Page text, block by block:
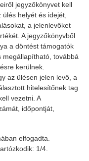
jegyzőkönyvet kell
helyét és idejét,
a jelenlevőket
A jegyzőkönyvből
a döntést támogatók
megállapítható, továbbá
kerülnek.
az ülésen jelen levő, a
hitelesítőnek tag
vezetni. A
időpontját,
elfogadta.
1/4.